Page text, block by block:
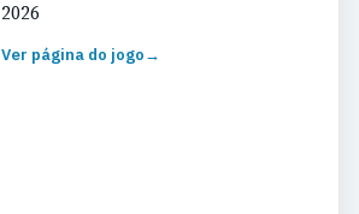
2026
Ver página do jogo→